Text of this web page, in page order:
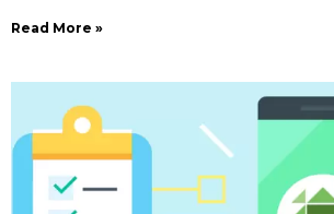
Read More »